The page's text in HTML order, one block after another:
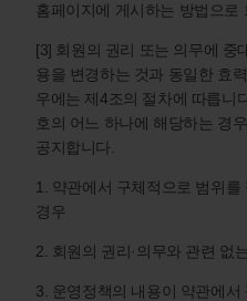
홈페이지에 게시하는 방법으
[3] 회원의 권리 또는 의무에 중
용을 변경하는 것과 동일한 효
우에는 제4조의 절차에 따릅니
호의 어느 하나에 해당하는 경
공지합니다.
1. 약관에서 구체적으로 범위
경우
2. 회원의 권리·의무와 관련 없
3. 운영정책의 내용이 약관에서